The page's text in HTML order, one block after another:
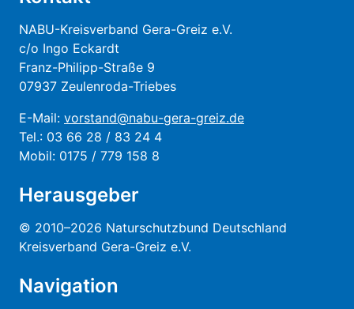
NABU-Kreisverband Gera-Greiz e.V.
c/o Ingo Eckardt
Franz-Philipp-Straße 9
07937 Zeulenroda-Triebes
E-Mail: vorstand@nabu-gera-greiz.de
Tel.: 03 66 28 / 83 24 4
Mobil: 0175 / 779 158 8
Herausgeber
© 2010–2026 Naturschutzbund Deutschland
Kreisverband Gera-Greiz e.V.
Navigation